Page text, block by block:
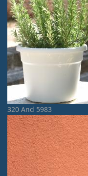
320 And 5983